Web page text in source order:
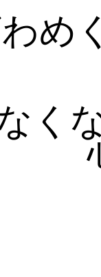
く
めく